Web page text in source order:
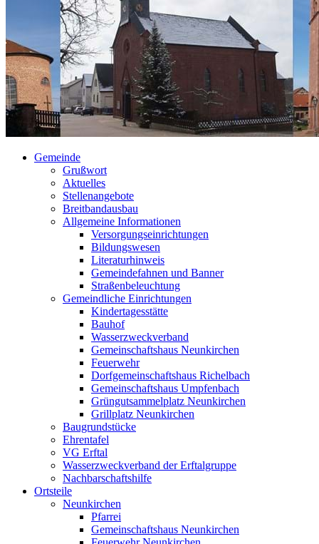
Gemeinde
Grußwort
Aktuelles
Stellenangebote
Breitbandausbau
Allgemeine Informationen
Versorgungseinrichtungen
Bildungswesen
Literaturhinweis
Gemeindefahnen und Banner
Straßenbeleuchtung
Gemeindliche Einrichtungen
Kindertagesstätte
Bauhof
Wasserzweckverband
Gemeinschaftshaus Neunkirchen
Feuerwehr
Dorfgemeinschaftshaus Richelbach
Gemeinschaftshaus Umpfenbach
Grüngutsammelplatz Neunkirchen
Grillplatz Neunkirchen
Baugrundstücke
Ehrentafel
VG Erftal
Wasserzweckverband der Erftalgruppe
Nachbarschaftshilfe
Ortsteile
Neunkirchen
Pfarrei
Gemeinschaftshaus Neunkirchen